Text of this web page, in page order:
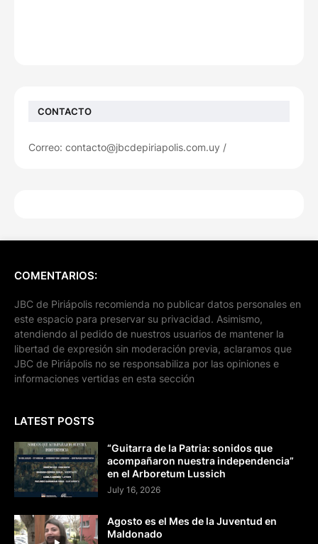
CONTACTO
Correo: contacto@jbcdepiriapolis.com.uy /
COMENTARIOS:
JBC de Piriápolis recomienda no publicar datos personales en
este espacio para preservar su privacidad. Asimismo,
atendiendo al pedido de nuestros usuarios de mantener la
libertad de expresión sin moderación previa, aclaramos que
JBC de Piriápolis no se responsabiliza por las opiniones e
informaciones vertidas en esta sección
LATEST POSTS
“Guitarra de la Patria: sonidos que
acompañaron nuestra independencia”
en el Arboretum Lussich
July 16, 2026
Agosto es el Mes de la Juventud en
Maldonado